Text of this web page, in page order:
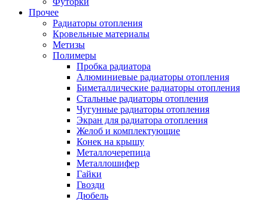
Прочее
Радиаторы отопления
Кровельные материалы
Метизы
Полимеры
Пробка радиатора
Алюминиевые радиаторы отопления
Биметаллические радиаторы отопления
Стальные радиаторы отопления
Чугунные радиаторы отопления
Экран для радиатора отопления
Желоб и комплектующие
Конек на крышу
Металлочерепица
Металлошифер
Гайки
Гвозди
Дюбель